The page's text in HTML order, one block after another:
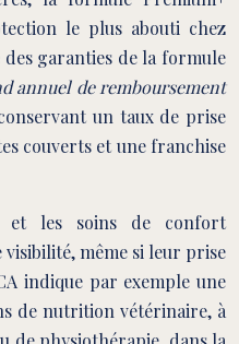
le plus abouti chez
des garanties de la formule
annuel de remboursement
un taux de prise
couverts et une franchise
et les soins de confort
même si leur prise
indique par exemple une
de nutrition vétérinaire, à